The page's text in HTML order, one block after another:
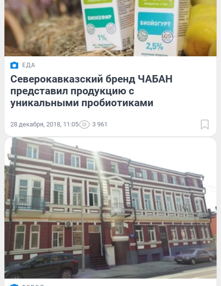
ЕДА
Северокавказский бренд ЧАБАН
представил продукцию с
уникальными пробиотиками
28 декабря, 2018, 11:05 3 961